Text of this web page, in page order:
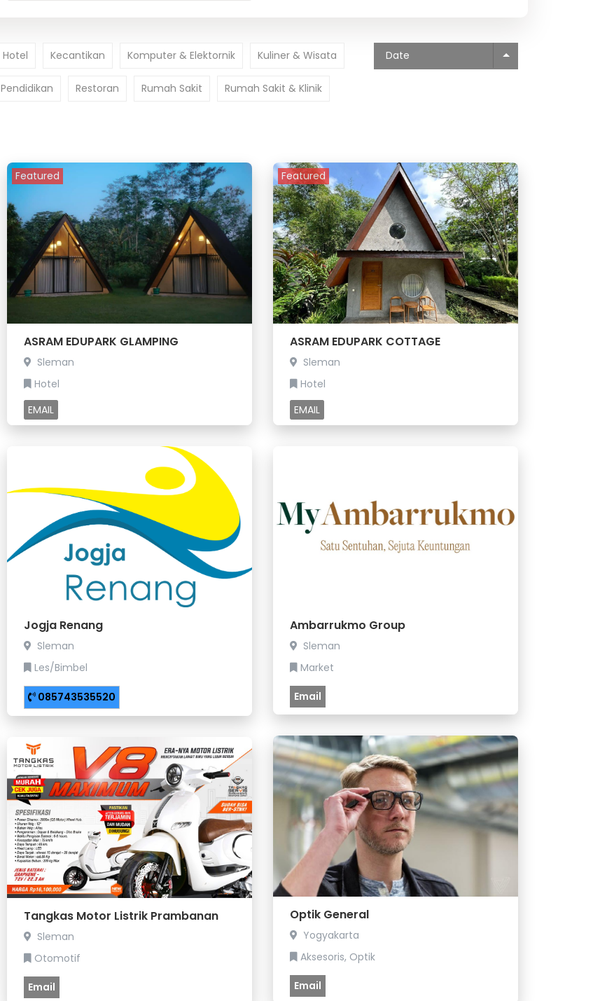
Date
Hotel Kecantikan Komputer & Elektornik Kuliner & Wisata
Pendidikan Restoran Rumah Sakit Rumah Sakit & Klinik
Featured
ASRAM EDUPARK GLAMPING
Sleman
Hotel
EMAIL
Featured
ASRAM EDUPARK COTTAGE
Sleman
Hotel
EMAIL
Jogja Renang
Sleman
Les/Bimbel
085743535520
Ambarrukmo Group
Sleman
Market
Email
Optik General
Yogyakarta
Aksesoris, Optik
Email
Tangkas Motor Listrik Prambanan
Sleman
Otomotif
Email